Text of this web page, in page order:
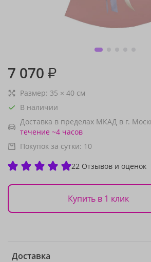
7 070 ₽
Размер: 35 × 40 см
В наличии
Доставка в пределах МКАД в г.
течение ~4 часов
Покупок за сутки: 10
22 Отзывов и оценок
Купить в 1 клик
Доставка